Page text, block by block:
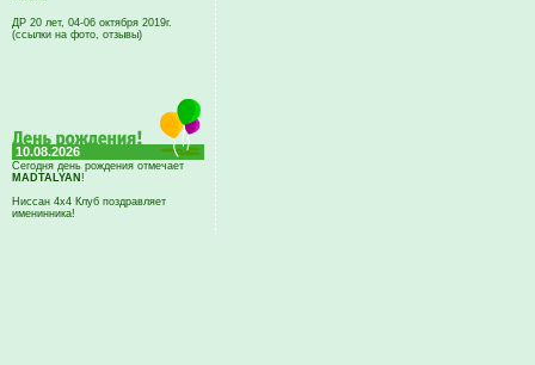
ДР 20 лет, 04-06 октября 2019г.
(ссылки на фото, отзывы)
10.08.2026
Сегодня день рождения отмечает
MADTALYAN !
Ниссан 4х4 Клуб поздравляет
именинника!